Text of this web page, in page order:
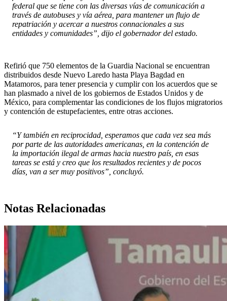
federal que se tiene con las diversas vías de comunicación a
través de autobuses y vía aérea, para mantener un flujo de
repatriación y acercar a nuestros connacionales a sus
entidades y comunidades”, dijo el gobernador del estado.
Refirió que 750 elementos de la Guardia Nacional se encuentran
distribuidos desde Nuevo Laredo hasta Playa Bagdad en
Matamoros, para tener presencia y cumplir con los acuerdos que se
han plasmado a nivel de los gobiernos de Estados Unidos y de
México, para complementar las condiciones de los flujos migratorios
y contención de estupefacientes, entre otras acciones.
“Y también en reciprocidad, esperamos que cada vez sea más
por parte de las autoridades americanas, en la contención de
la importación ilegal de armas hacia nuestro país, en esas
tareas se está y creo que los resultados recientes y de pocos
días, van a ser muy positivos”, concluyó.
Notas Relacionadas